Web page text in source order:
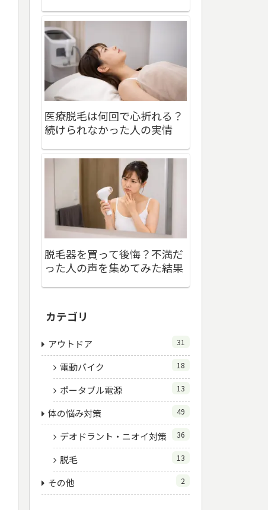
医療脱毛は何回で心折れる？
続けられなかった人の実情
脱毛器を買って後悔？不満だ
った人の声を集めてみた結果
カテゴリ
アウトドア 31
電動バイク 18
ポータブル電源 13
体の悩み対策 49
デオドラント・ニオイ対策 36
脱毛 13
その他 2